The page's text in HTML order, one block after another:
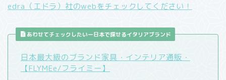
edra（エドラ）社のwebをチェックしてください！
あわせてチェックしたいー日本で探せるイタリアブランド
日本最大級のブランド家具・インテリア通販・
【FLYMEe/フライミー】